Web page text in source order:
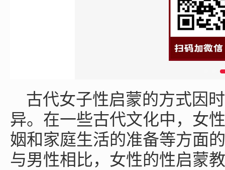
古代女子性启蒙的方式因
异。在一些古代文化中，女
姻和家庭生活的准备等方面
与男性相比，女性的性启蒙